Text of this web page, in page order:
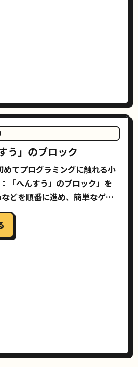
う」のブロック
めてプログラミングに触れる小
「へんすう」のブロック」を
どを順番に進め、簡単なゲー
自分で作れるようになること